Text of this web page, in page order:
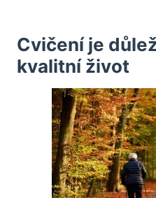
Cvičení je
kvalitní život